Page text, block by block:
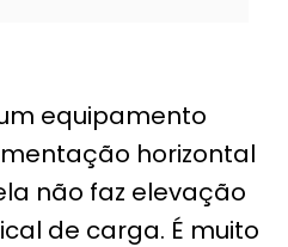
equipamento
horizontal
não faz elevação
de carga. É muito